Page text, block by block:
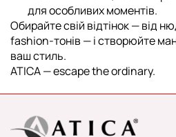
для особливих моментів.
Обирайте свій відтінок — від
fashion-тонів — і створюйте
ваш стиль.
ATICA — escape the ordinary.